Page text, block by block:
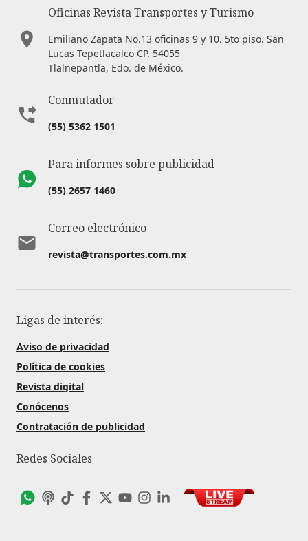
Oficinas Revista Transportes y Turismo
Emiliano Zapata No.13 oficinas 9 y 10. 5to piso. San
Lucas Tepetlacalco CP. 54055
Tlalnepantla, Edo. de México.
Conmutador
(55) 5362 1501
Para informes sobre publicidad
(55) 2657 1460
Correo electrónico
revista@transportes.com.mx
Ligas de interés:
Aviso de privacidad
Política de cookies
Revista digital
Conócenos
Contratación de publicidad
Redes Sociales